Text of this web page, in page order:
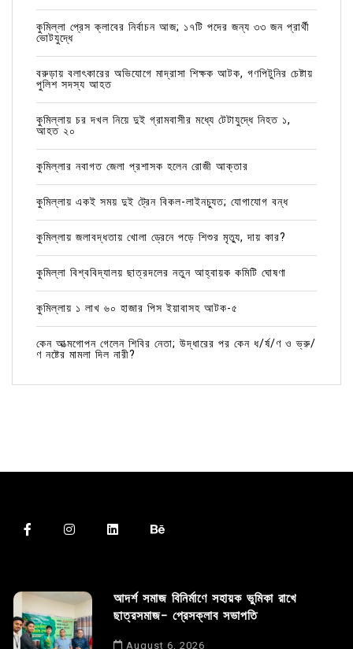
কুমিল্লা প্রেস ক্লাবের নির্বাচন আজ; ১৭টি পদের জন্য ৩৩ জন প্রার্থী
ভোটযুদ্ধে
বরুড়ায় বলাৎকারের অভিযোগে মাদ্রাসা শিক্ষক আটক, গণপিটুনির চেষ্টায়
পুলিশ সদস্য আহত
কুমিল্লায় চর দখল নিয়ে দুই গ্রামবাসীর মধ্যে টেটাযুদ্ধে নিহত ১,
আহত ২০
কুমিল্লার নবাগত জেলা প্রশাসক হলেন রোজী আক্তার
কুমিল্লায় একই সময় দুই ট্রেন বিকল-লাইনচ্যুত; যোগাযোগ বন্ধ
কুমিল্লায় জলাবদ্ধতায় খোলা ড্রেনে পড়ে শিশুর মৃত্যু, দায় কার?
কুমিল্লা বিশ্ববিদ্যালয় ছাত্রদলের নতুন আহ্বায়ক কমিটি ঘোষণা
কুমিল্লায় ১ লাখ ৬০ হাজার পিস ইয়াবাসহ আটক-৫
কেন আত্মগোপন গেলেন শিবির নেতা; উদ্ধারের পর কেন ধ/র্ষ/ণ ও ভ্রু/
ণ নষ্টের মামলা দিল নারী?
আদর্শ সমাজ বিনির্মাণে সহায়ক ভুমিকা রাখে
ছাত্রসমাজ- প্রেসক্লাব সভাপতি
August 6, 2026